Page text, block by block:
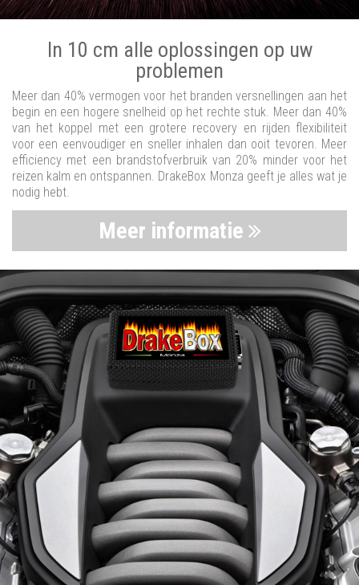
In 10 cm alle oplossingen op uw
problemen
Meer dan 40% vermogen voor het branden versnellingen aan het
begin en een hogere snelheid op het rechte stuk. Meer dan 40%
van het koppel met een grotere recovery en rijden flexibiliteit
voor een eenvoudiger en sneller inhalen dan ooit tevoren. Meer
efficiency met een brandstofverbruik van 20% minder voor het
reizen kalm en ontspannen. DrakeBox Monza geeft je alles wat je
nodig hebt.
Meer informatie